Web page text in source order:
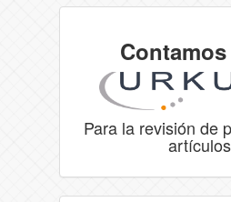
Para la revisión de
artículos